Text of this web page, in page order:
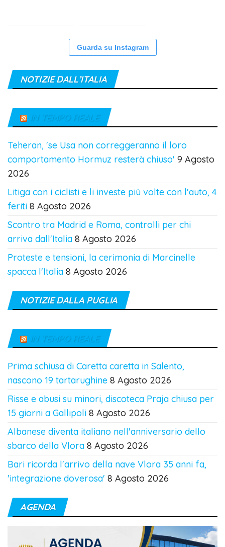
Guarda su Instagram
NOTIZIE DALL’ITALIA
IN TEMPO REALE
Teheran, 'se Usa non correggeranno il loro
comportamento Hormuz resterà chiuso' 9 Agosto
2026
Litiga con i ciclisti e li investe più volte con l'auto, 4
feriti 8 Agosto 2026
Scontro tra Madrid e Roma, controlli per chi
arriva dall'Italia 8 Agosto 2026
Proteste e tensioni, la cerimonia di Marcinelle
spacca l'Italia 8 Agosto 2026
NOTIZIE DALLA PUGLIA
IN TEMPO REALE
Prima schiusa di Caretta caretta in Salento,
nascono 19 tartarughine 8 Agosto 2026
Risse e abusi su minori, discoteca Praja chiusa per
15 giorni a Gallipoli 8 Agosto 2026
Albanese diventa italiano nell'anniversario dello
sbarco della Vlora 8 Agosto 2026
Bari ricorda l'arrivo della nave Vlora 35 anni fa,
'integrazione doverosa' 8 Agosto 2026
AGENDA